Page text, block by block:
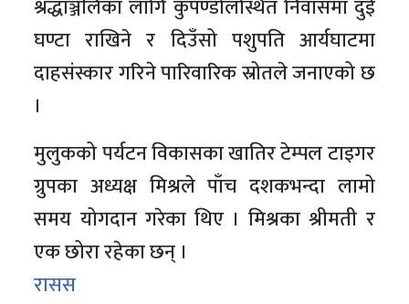
श्रद्धाञ्जलिका लागि कुपण्डोलस्थित निवासमा दुई
घण्टा राखिने र दिउँसो पशुपति आर्यघाटमा
दाहसंस्कार गरिने पारिवारिक स्रोतले जनाएको छ
।
मुलुकको पर्यटन विकासका खातिर टेम्पल टाइगर
ग्रुपका अध्यक्ष मिश्रले पाँच दशकभन्दा लामो
समय योगदान गरेका थिए । मिश्रका श्रीमती र
एक छोरा रहेका छन् ।
रासस